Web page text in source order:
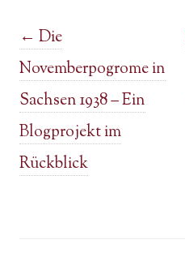
Post navigation
← Die
Novemberpogrome in
Sachsen 1938 – Ein
Blogprojekt im
Rückblick